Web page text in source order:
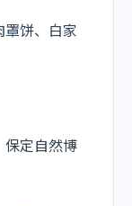
饼、白家
保定自然博